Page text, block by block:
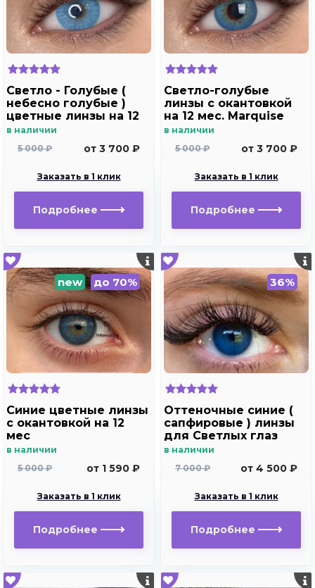
Светло - Голубые (
небесно голубые )
цветные линзы на 12
мес. Marquise blue
в наличии
5 000 ₽
от 3 700 ₽
Заказать в 1 клик
Подробнее
Светло-голубые
линзы c окантовкой
на 12 мес. Marquise
Rumeisa blue
в наличии
5 000 ₽
от 3 700 ₽
Заказать в 1 клик
Подробнее
new до 70%
Синие цветные линзы
c окантовкой на 12
мес
в наличии
5 000 ₽
от 1 590 ₽
Заказать в 1 клик
Подробнее
36%
Оттеночные синие (
сапфировые ) линзы
для Светлых глаз
Marquise Solo dark
в наличии
7 000 ₽
от 4 500 ₽
Заказать в 1 клик
Подробнее